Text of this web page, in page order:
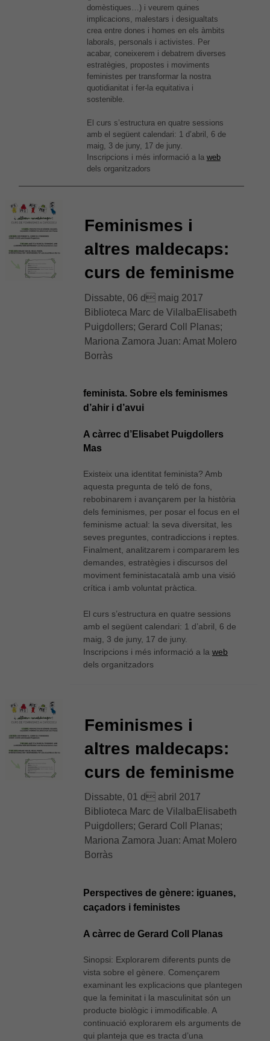
domèstiques…) i veurem quines
implicacions, malestars i desigualtats
crea entre dones i homes en els àmbits
laborals, personals i activistes. Per
acabar, coneixerem i debatrem diverses
estratègies, propostes i moviments
feministes per transformar la nostra
quotidianitat i fer-la equitativa i
sostenible.
El curs s’estructura en quatre sessions
amb el següent calendari: 1 d’abril, 6 de
maig, 3 de juny, 17 de juny.
Inscripcions i més informació a la web
dels organitzadors
Feminismes i
altres maldecaps:
curs de feminisme
Dissabte, 06 d maig 2017
Biblioteca Marc de VilalbaElisabeth
Puigdollers; Gerard Coll Planas;
Mariona Zamora Juan: Amat Molero
Borràs
feminista. Sobre els feminismes
d’ahir i d’avui
A càrrec d’Elisabet Puigdollers
Mas
Existeix una identitat feminista? Amb
aquesta pregunta de teló de fons,
rebobinarem i avançarem per la història
dels feminismes, per posar el focus en el
feminisme actual: la seva diversitat, les
seves preguntes, contradiccions i reptes.
Finalment, analitzarem i compararem les
demandes, estratègies i discursos del
moviment feministacatalà amb una visió
crítica i amb voluntat pràctica.
El curs s’estructura en quatre sessions
amb el següent calendari: 1 d’abril, 6 de
maig, 3 de juny, 17 de juny.
Inscripcions i més informació a laweb
dels organitzadors
Feminismes i
altres maldecaps:
curs de feminisme
Dissabte, 01 d abril 2017
Biblioteca Marc de VilalbaElisabeth
Puigdollers; Gerard Coll Planas;
Mariona Zamora Juan: Amat Molero
Borràs
Perspectives de gènere: iguanes,
caçadors i feministes
A càrrec de Gerard Coll Planas
Sinopsi: Explorarem diferents punts de
vista sobre el gènere. Començarem
examinant les explicacions que plantegen
que la feminitat i la masculinitat són un
producte biològic i immodificable. A
continuació explorarem els arguments de
qui planteja que es tracta d’una
Necessàries
Aquestes
cookies no
són
opcionals,
són
per al bon
la nostra web
necessitem
Experiència
Per tal que el
nostre lloc
web funcioni
el millor
durant la
vostra visita.
Si rebutges
cookies,
alguna
funcionalitat
desapareixerà
del lloc web.